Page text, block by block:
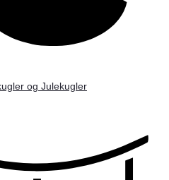
og Julekugler